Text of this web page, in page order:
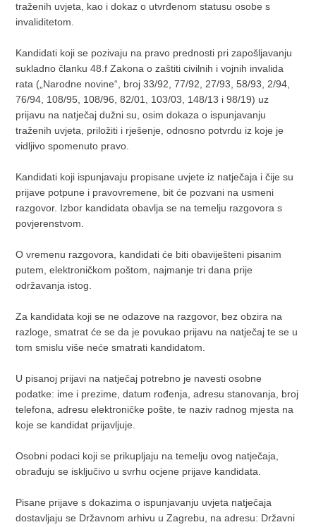
traženih uvjeta, kao i dokaz o utvrđenom statusu osobe s
invaliditetom.
Kandidati koji se pozivaju na pravo prednosti pri zapošljavanju
sukladno članku 48.f Zakona o zaštiti civilnih i vojnih invalida
rata („Narodne novine“, broj 33/92, 77/92, 27/93, 58/93, 2/94,
76/94, 108/95, 108/96, 82/01, 103/03, 148/13 i 98/19) uz
prijavu na natječaj dužni su, osim dokaza o ispunjavanju
traženih uvjeta, priložiti i rješenje, odnosno potvrdu iz koje je
vidljivo spomenuto pravo.
Kandidati koji ispunjavaju propisane uvjete iz natječaja i čije su
prijave potpune i pravovremene, bit će pozvani na usmeni
razgovor. Izbor kandidata obavlja se na temelju razgovora s
povjerenstvom.
O vremenu razgovora, kandidati će biti obaviješteni pisanim
putem, elektroničkom poštom, najmanje tri dana prije
održavanja istog.
Za kandidata koji se ne odazove na razgovor, bez obzira na
razloge, smatrat će se da je povukao prijavu na natječaj te se u
tom smislu više neće smatrati kandidatom.
U pisanoj prijavi na natječaj potrebno je navesti osobne
podatke: ime i prezime, datum rođenja, adresu stanovanja, broj
telefona, adresu elektroničke pošte, te naziv radnog mjesta na
koje se kandidat prijavljuje.
Osobni podaci koji se prikupljaju na temelju ovog natječaja,
obrađuju se isključivo u svrhu ocjene prijave kandidata.
Pisane prijave s dokazima o ispunjavanju uvjeta natječaja
dostavljaju se Državnom arhivu u Zagrebu, na adresu: Državni